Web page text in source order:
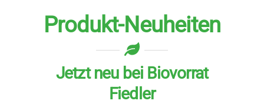
Produkt-Neuheiten
Jetzt neu bei Biovorrat
Fiedler